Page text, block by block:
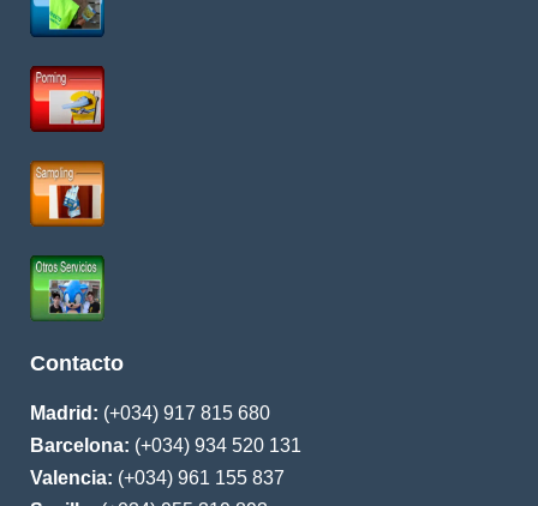
Contacto
Madrid: (+034) 917 815 680
Barcelona: (+034) 934 520 131
Valencia: (+034) 961 155 837